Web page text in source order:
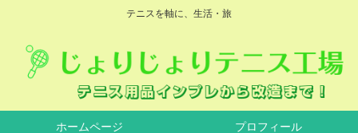
テニスを軸に、生活・旅
ホームページ プロフィール